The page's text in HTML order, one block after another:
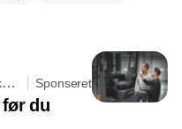
Sponseret
du